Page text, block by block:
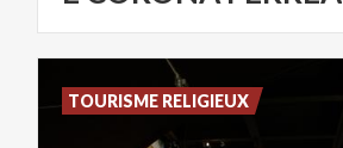
TOURISME RELIGIEUX